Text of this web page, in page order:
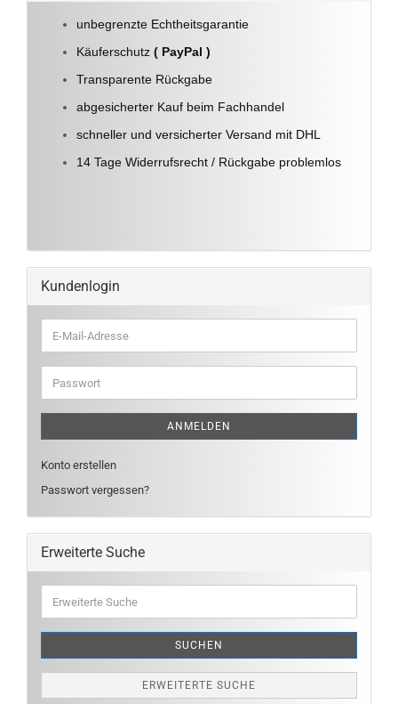
unbegrenzte Echtheitsgarantie
Käuferschutz ( PayPal )
Transparente Rückgabe
abgesicherter Kauf beim Fachhandel
schneller und versicherter Versand mit DHL
14 Tage Widerrufsrecht / Rückgabe problemlos
Kundenlogin
E-
Mail-
Adresse
Passwort
ANMELDEN
Konto erstellen
Passwort vergessen?
Erweiterte Suche
Suche
SUCHEN
ERWEITERTE SUCHE